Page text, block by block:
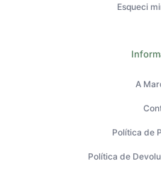
Esqueci
A
Política de
Política de